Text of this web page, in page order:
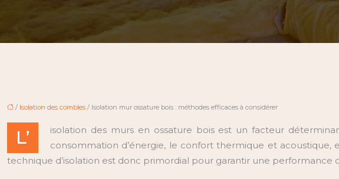
/ Isolation des combles / Isolation mur ossature bois : méthodes efficaces à considérer
L’
isolation des murs en ossature bois est un facteur
consommation d’énergie, le confort thermique et
technique d’isolation est donc primordial pour garantir une